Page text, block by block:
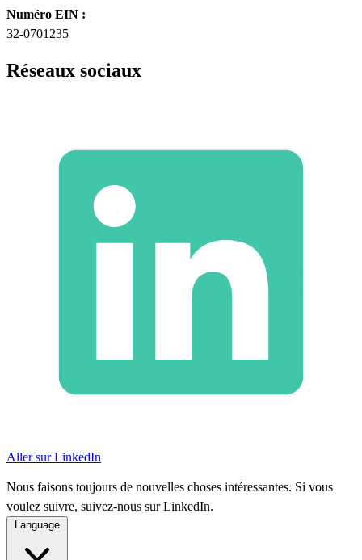
Numéro EIN :
32-0701235
Réseaux sociaux
Aller sur LinkedIn
Nous faisons toujours de nouvelles choses intéressantes. Si vous
voulez suivre, suivez-nous sur LinkedIn.